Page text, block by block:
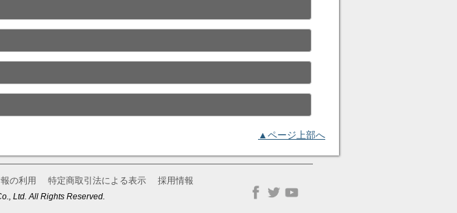
▲ページ上部へ
の利用 特定商取引法による表示 採用情報
Ltd. All Rights Reserved.